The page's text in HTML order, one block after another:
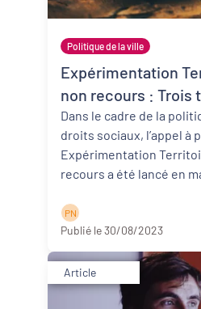
Politique de la ville
Expérimentation
non recours : Trois
néo-aquitains
Dans le cadre de la
droits sociaux, l’appel à
Expérimentation
P N
Publié le 30/08/2023
Article